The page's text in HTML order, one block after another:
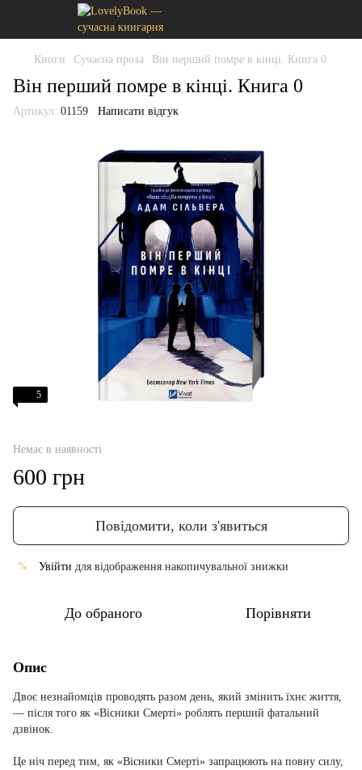
Книги Сучасна проза Він перший помре в кінці. Книга 0
Він перший помре в кінці. Книга 0
Артикул: 01159 Написати відгук
5
Немає в наявності
600 грн
Повідомити, коли з'явиться
% Увійти для відображення накопичувальної знижки
До обраного Порівняти
Опис
Двоє незнайомців проводять разом день, який змінить їхнє життя,
— після того як «Вісники Смерті» роблять перший фатальний
дзвінок.
Це ніч перед тим, як «Вісники Смерті» запрацюють на повну силу,